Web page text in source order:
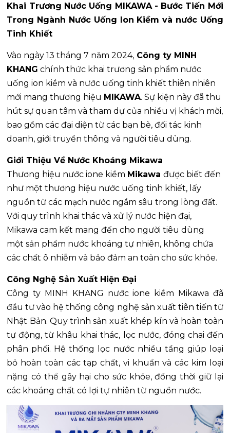
Khai Trương Nước Uống MIKAWA - Bước Tiến Mới
Trong Ngành Nước Uống Ion Kiềm và nước Uống
Tinh Khiết
Vào ngày 13 tháng 7 năm 2024, Công ty MINH
KHANG chính thức khai trương sản phẩm nước
uống ion kiềm và nước uống tinh khiết thiên nhiên
mới mang thương hiệu MIKAWA. Sự kiện này đã thu
hút sự quan tâm và tham dự của nhiều vị khách mời,
bao gồm các đại diện từ các bạn bè, đối tác kinh
doanh, giới truyền thông và người tiêu dùng.
Giới Thiệu Về Nước Khoáng Mikawa
Thương hiệu nước ione kiềm Mikawađược biết đến
như một thương hiệu nước uống tinh khiết, lấy
nguồn từ các mạch nước ngầm sâu trong lòng đất.
Với quy trình khai thác và xử lý nước hiện đại,
Mikawa cam kết mang đến cho người tiêu dùng
một sản phẩm nước khoáng tự nhiên, không chứa
các chất ô nhiễm và bảo đảm an toàn cho sức khỏe.
Công Nghệ Sản Xuất Hiện Đại
Công ty MINH KHANG nước ione kiềm Mikawa đã
đầu tư vào hệ thống công nghệ sản xuất tiên tiến từ
Nhật Bản. Quy trình sản xuất khép kín và hoàn toàn
tự động, từ khâu khai thác, lọc nước, đóng chai đến
phân phối. Hệ thống lọc nước nhiều tầng giúp loại
bỏ hoàn toàn các tạp chất, vi khuẩn và các kim loại
nặng có thể gây hại cho sức khỏe, đồng thời giữ lại
các khoáng chất có lợi tự nhiên từ nguồn nước.